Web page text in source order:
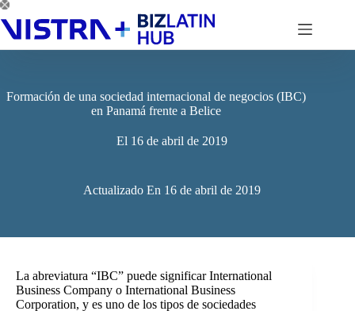
Saltar
al
contenido
Formación de una sociedad internacional de negocios (IBC)
en Panamá frente a Belice
El 16 de abril de 2019
Actualizado En 16 de abril de 2019
La abreviatura “IBC” puede significar International
Business Company o International Business
Corporation, y es uno de los tipos de sociedades